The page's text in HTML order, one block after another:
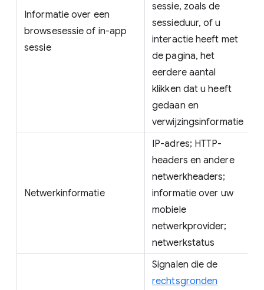
Informatie over een
browsesessie of in-app
sessie
sessie, zoals de
sessieduur, of u
interactie heeft met
de pagina, het
eerdere aantal
klikken dat u heeft
gedaan en
verwijzingsinformatie
Netwerkinformatie
IP-adres; HTTP-
headers en andere
netwerkheaders;
informatie over uw
mobiele
netwerkprovider;
netwerkstatus
Signalen die de
rechtsgronden